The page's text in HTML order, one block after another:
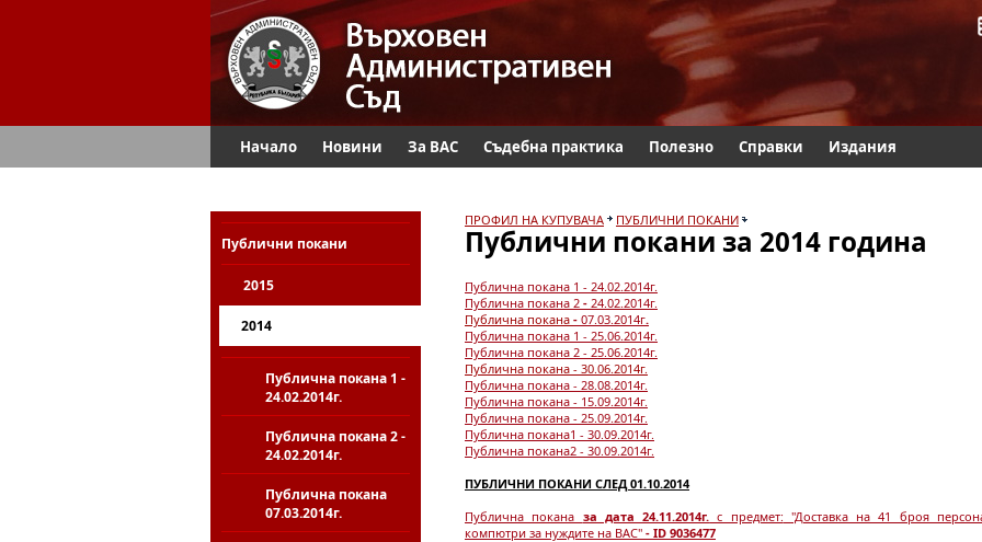
Начало Новини За ВАС Съдебна практика Полезно Справки Издания
Публични покани
2015
2014
Публична покана 1 -
24.02.2014г.
Публична покана 2 -
24.02.2014г.
Публична покана
07.03.2014г.
ПРОФИЛ НА КУПУВАЧА ПУБЛИЧНИ ПОКАНИ
Публични покани за 2014 година
Публична покана 1 - 24.02.2014г.
Публична покана 2 - 24.02.2014г.
Публична покана - 07.03.2014г.
Публична покана 1 - 25.06.2014г.
Публична покана 2 - 25.06.2014г.
Публична покана - 30.06.2014г.
Публична покана - 28.08.2014г.
Публична покана - 15.09.2014г.
Публична покана - 25.09.2014г.
Публична покана1 - 30.09.2014г.
Публична покана2 - 30.09.2014г.
ПУБЛИЧНИ ПОКАНИ СЛЕД 01.10.2014
Публична покана за дата 24.11.2014г. с предмет: "Доставка на 41 броя
компютри за нуждите на ВАС" - ID 9036477